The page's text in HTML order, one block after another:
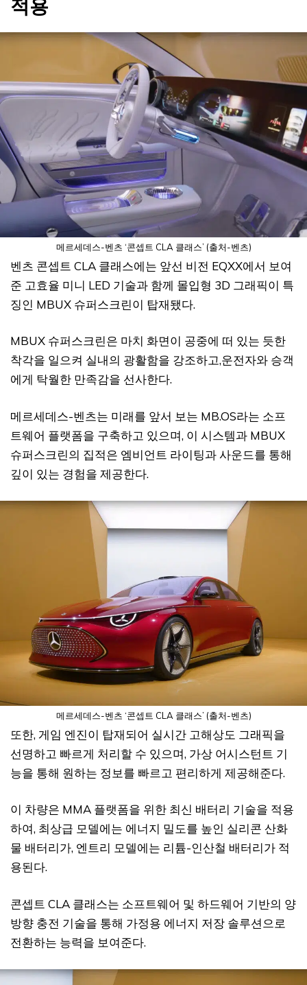
적용
메르세데스-벤츠 ‘콘셉트 CLA 클래스’ (출처-벤츠)
벤츠 콘셉트 CLA 클래스에는 앞선 비전 EQXX에서 보여
준 고효율 미니 LED 기술과 함께 몰입형 3D 그래픽이 특
징인 MBUX 슈퍼스크린이 탑재됐다.
MBUX 슈퍼스크린은 마치 화면이 공중에 떠 있는 듯한
착각을 일으켜 실내의 광활함을 강조하고,운전자와 승객
에게 탁월한 만족감을 선사한다.
메르세데스-벤츠는 미래를 앞서 보는 MB.OS라는 소프
트웨어 플랫폼을 구축하고 있으며, 이 시스템과 MBUX
슈퍼스크린의 집적은 엠비언트 라이팅과 사운드를 통해
깊이 있는 경험을 제공한다.
메르세데스-벤츠 ‘콘셉트 CLA 클래스’ (출처-벤츠)
또한, 게임 엔진이 탑재되어 실시간 고해상도 그래픽을
선명하고 빠르게 처리할 수 있으며, 가상 어시스턴트 기
능을 통해 원하는 정보를 빠르고 편리하게 제공해준다.
이 차량은 MMA 플랫폼을 위한 최신 배터리 기술을 적용
하여, 최상급 모델에는 에너지 밀도를 높인 실리콘 산화
물 배터리가, 엔트리 모델에는 리튬-인산철 배터리가 적
용된다.
콘셉트 CLA 클래스는 소프트웨어 및 하드웨어 기반의 양
방향 충전 기술을 통해 가정용 에너지 저장 솔루션으로
전환하는 능력을 보여준다.